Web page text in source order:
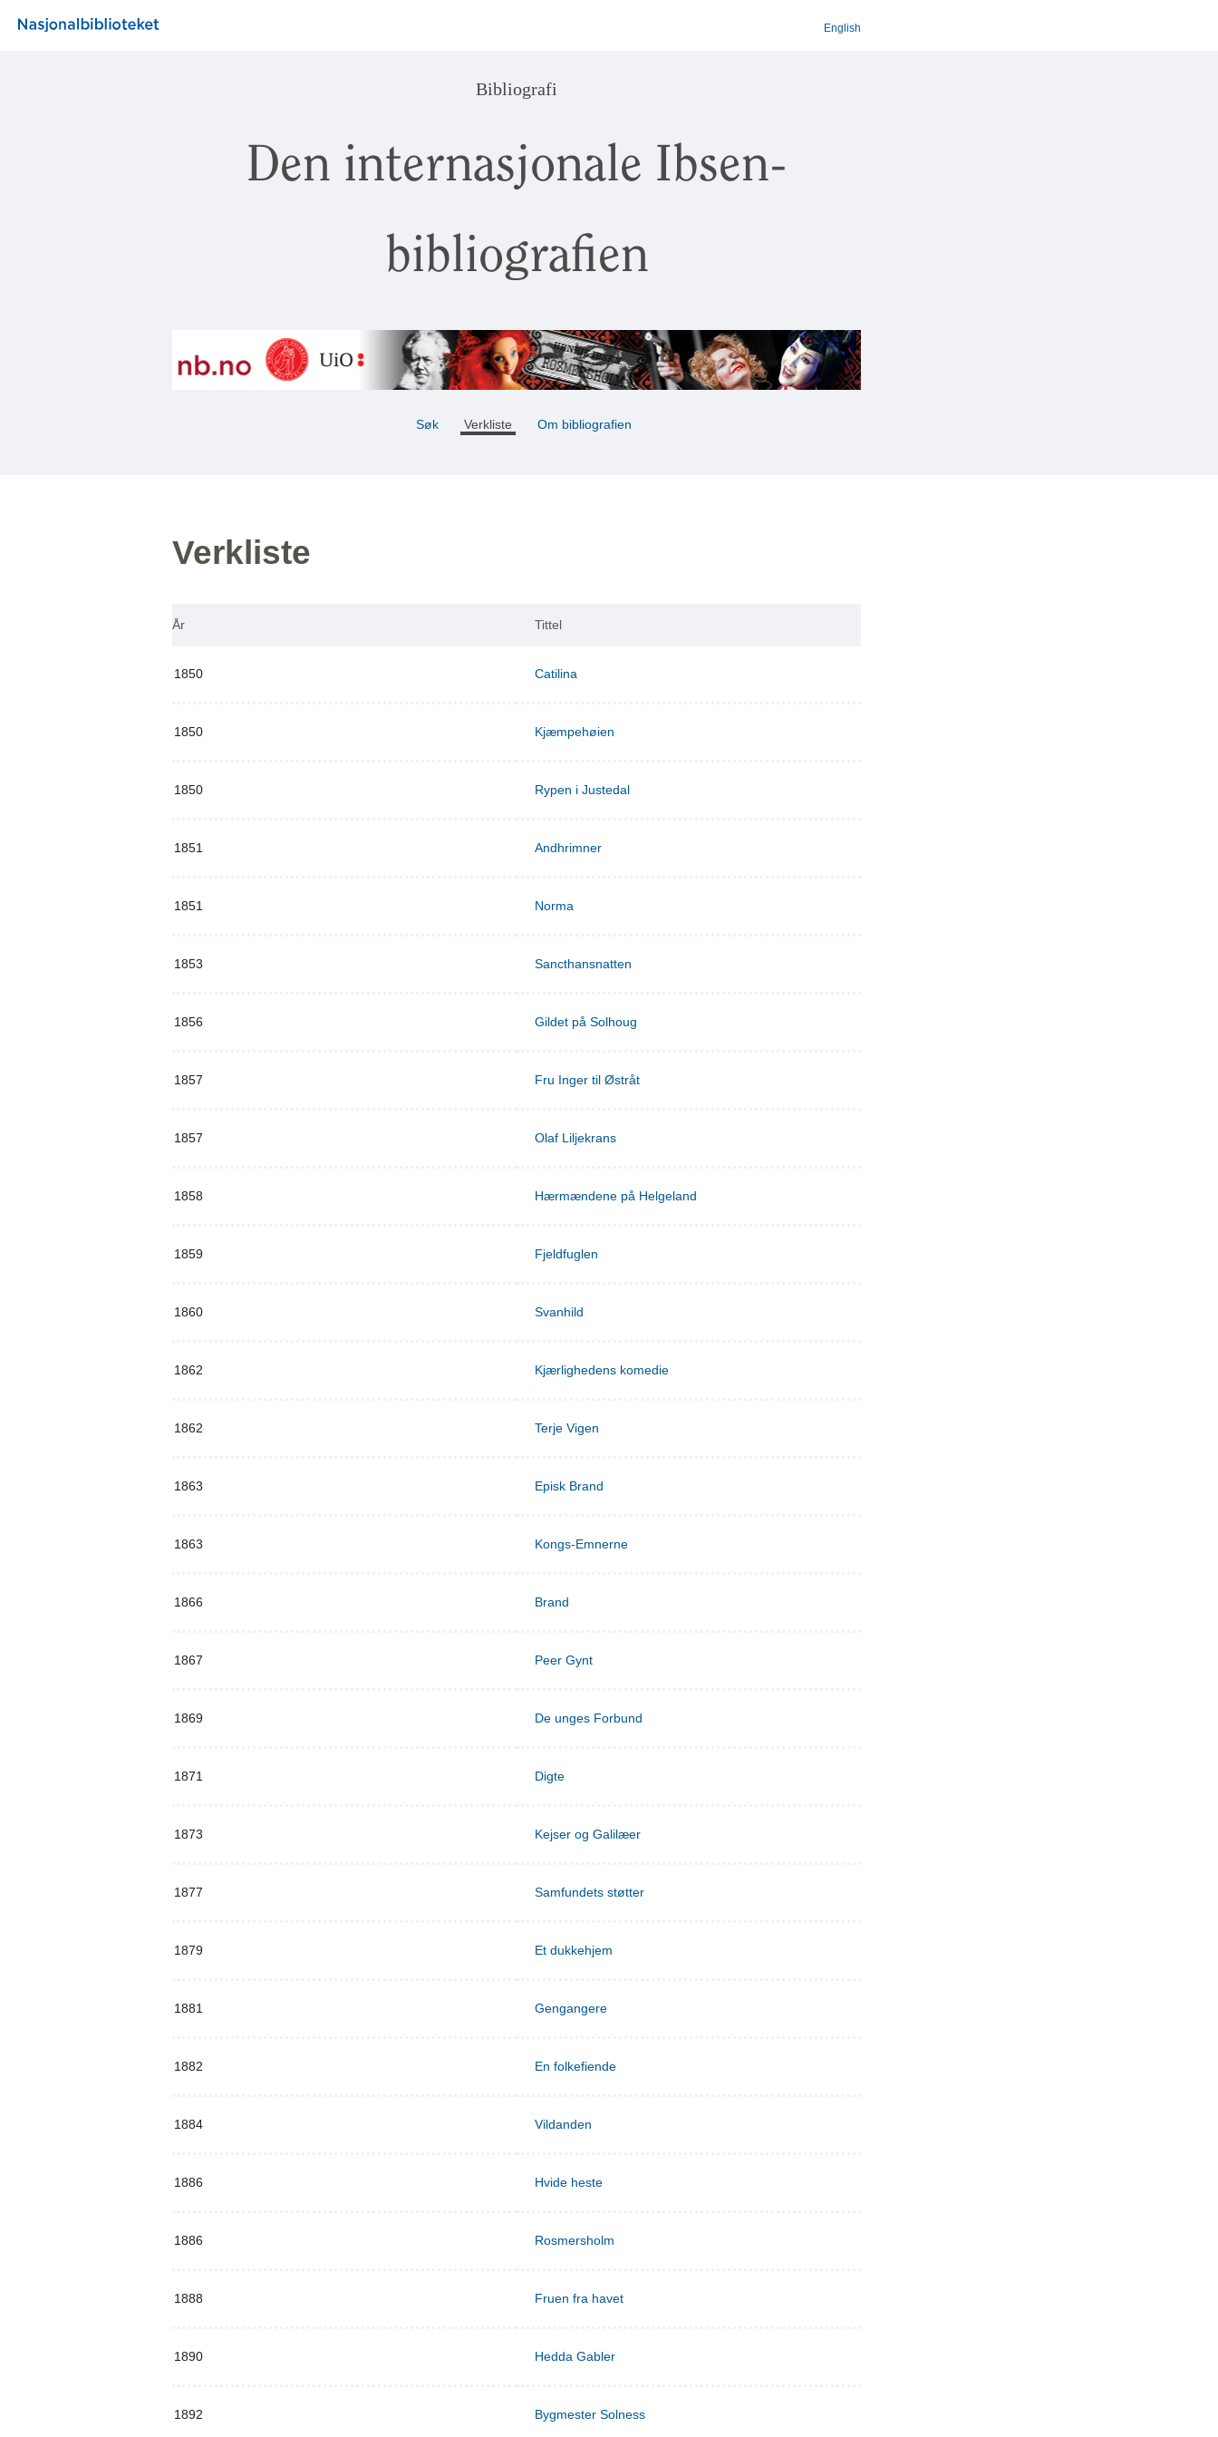
English
Bibliografi
Den internasjonale Ibsen-
bibliografien
Søk Verkliste Om bibliografien
Verkliste
År Tittel
1850 Catilina
1850 Kjæmpehøien
1850 Rypen i Justedal
1851 Andhrimner
1851 Norma
1853 Sancthansnatten
1856 Gildet på Solhoug
1857 Fru Inger til Østråt
1857 Olaf Liljekrans
1858 Hærmændene på Helgeland
1859 Fjeldfuglen
1860 Svanhild
1862 Kjærlighedens komedie
1862 Terje Vigen
1863 Episk Brand
1863 Kongs-Emnerne
1866 Brand
1867 Peer Gynt
1869 De unges Forbund
1871 Digte
1873 Kejser og Galilæer
1877 Samfundets støtter
1879 Et dukkehjem
1881 Gengangere
1882 En folkefiende
1884 Vildanden
1886 Hvide heste
1886 Rosmersholm
1888 Fruen fra havet
1890 Hedda Gabler
1892 Bygmester Solness